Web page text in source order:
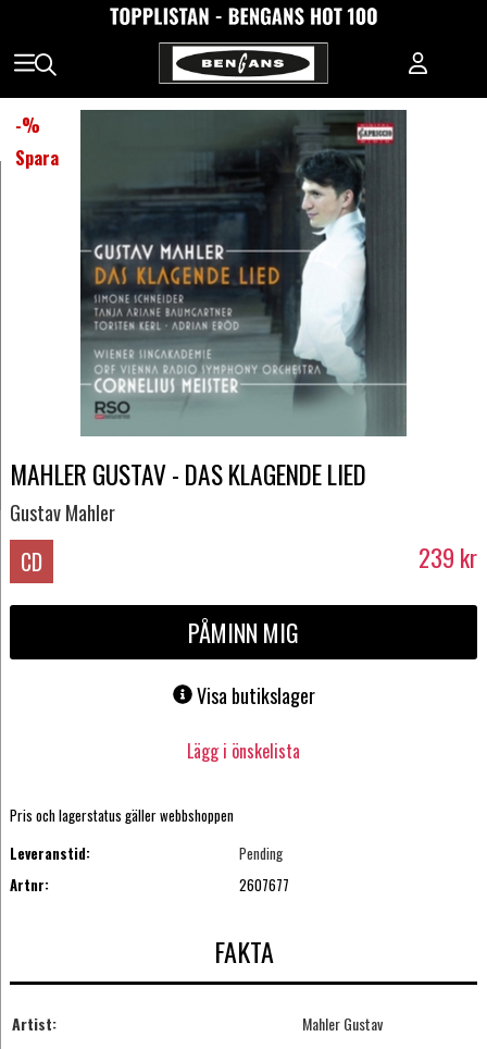
-%
Spara
MAHLER GUSTAV - DAS KLAGENDE LIED
Gustav Mahler
CD 239 kr
PÅMINN MIG
Visa butikslager
Lägg i önskelista
Pris och lagerstatus gäller webbshoppen
Leveranstid:
Pending
Artnr:
2607677
FAKTA
Artist:
Mahler Gustav